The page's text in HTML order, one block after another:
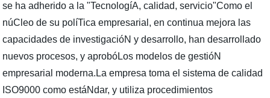
se ha adherido a la "TecnologíA, calidad, servicio"Como el
núCleo de su políTica empresarial, en continua mejora las
capacidades de investigacióN y desarrollo, han desarrollado
nuevos procesos, y aprobóLos modelos de gestióN
empresarial moderna.La empresa toma el sistema de calidad
ISO9000 como estáNdar, y utiliza procedimientos